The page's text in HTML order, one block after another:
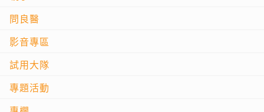
問良醫
影音專區
試用大隊
專題活動